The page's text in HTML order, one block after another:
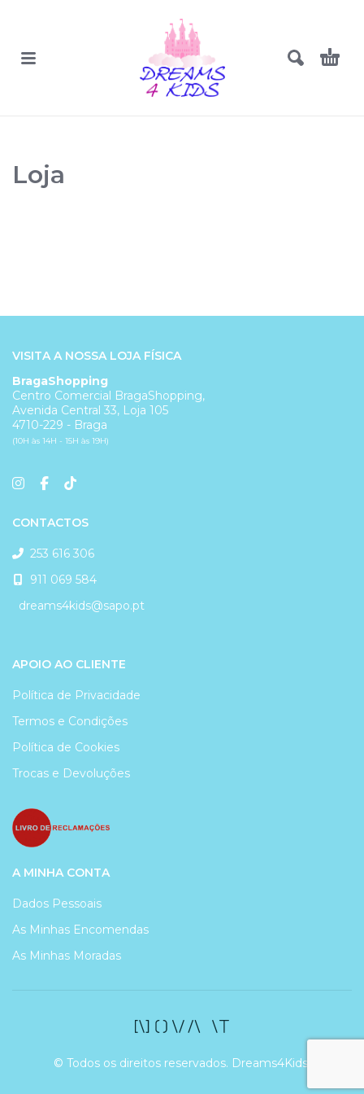
Loja
VISITA A NOSSA LOJA FÍSICA
BragaShopping
Centro Comercial BragaShopping,
Avenida Central 33, Loja 105
4710-229 - Braga
(10H às 14H - 15H às 19H)
CONTACTOS
253 616 306
911 069 584
dreams4kids@sapo.pt
APOIO AO CLIENTE
Política de Privacidade
Termos e Condições
Política de Cookies
Trocas e Devoluções
A MINHA CONTA
Dados Pessoais
As Minhas Encomendas
As Minhas Moradas
© Todos os direitos reservados. Dreams4Kids.